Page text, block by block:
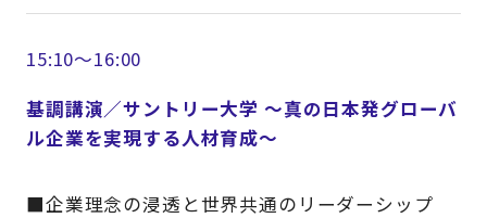
15:10～16:00
基調講演／サントリー大学 ～真の日本発グローバ
ル企業を実現する人材育成～
■企業理念の浸透と世界共通のリーダーシップ